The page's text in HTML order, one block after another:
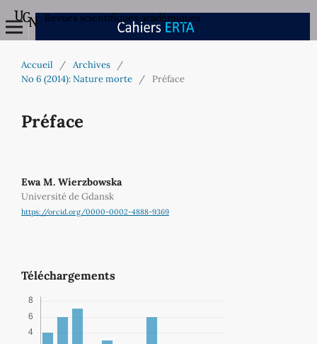
Revues scientifiques académiques
Accueil / Archives
/
No 6 (2014): Nature morte
/ Préface
Préface
Ewa M. Wierzbowska
Université de Gdansk
https://orcid.org/0000-0002-4888-9369
Téléchargements